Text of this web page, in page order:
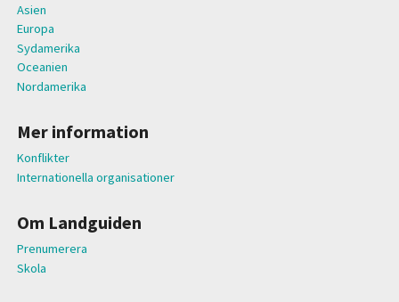
Asien
Europa
Sydamerika
Oceanien
Nordamerika
Mer information
Konflikter
Internationella organisationer
Om Landguiden
Prenumerera
Skola